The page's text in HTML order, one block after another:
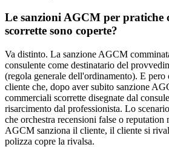
Le sanzioni AGCM per pratiche
scorrette sono coperte?
Va distinto. La sanzione AGCM
consulente come destinatario del
(regola generale dell'ordinamento). E pero
cliente che, dopo aver subito sanzione
commerciali scorrette disegnate dal
risarcimento dal professionista. Lo
che orchestra recensioni false o reputation
AGCM sanziona il cliente, il cliente si
polizza copre la rivalsa.